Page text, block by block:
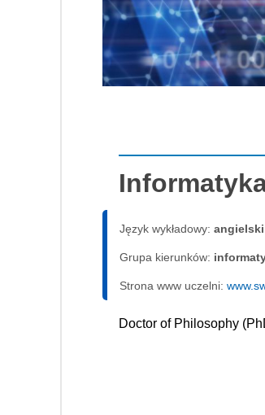
Język wykładowy: angielski
Grupa kierunków:
Strona www uczelni:
Doctor of Philosophy